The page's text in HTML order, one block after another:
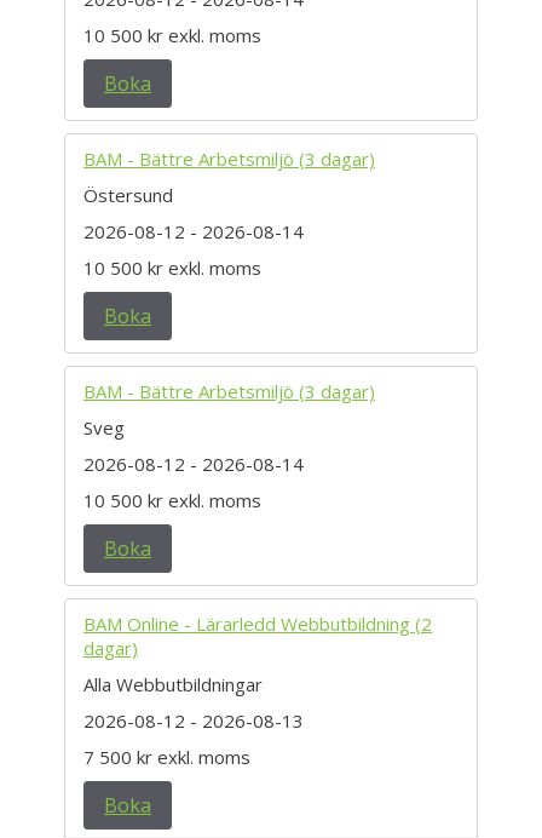
10 500 kr exkl. moms
Boka
BAM - Bättre Arbetsmiljö (3 dagar)
Östersund
2026-08-12 - 2026-08-14
10 500 kr exkl. moms
Boka
BAM - Bättre Arbetsmiljö (3 dagar)
Sveg
2026-08-12 - 2026-08-14
10 500 kr exkl. moms
Boka
BAM Online - Lärarledd Webbutbildning (2
dagar)
Alla Webbutbildningar
2026-08-12 - 2026-08-13
7 500 kr exkl. moms
Boka